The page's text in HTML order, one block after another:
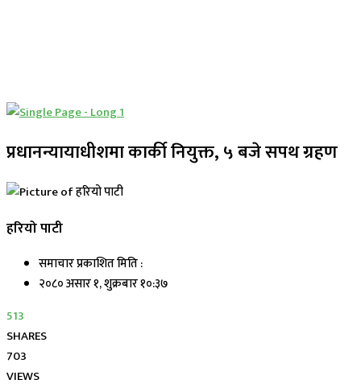
प्रधानन्यायाधीशमा कार्की नियुक्त, ५ बजे सपथ ग्रहण
हरियो पाटी
समाचार प्रकाशित मिति :
२०८० असार १, शुक्रबार १०:३७
513
SHARES
703
VIEWS